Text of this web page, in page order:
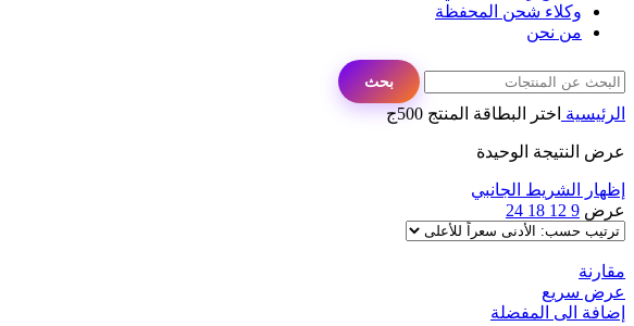
وكلاء شحن المحفظة
من نحن
بحث
الرئيسية اختر البطاقة المنتج 500ج
عرض النتيجة الوحيدة
إظهار الشريط الجانبي
عرض 9
12
18
24
مقارنة
عرض سريع
إضافة الى المفضلة